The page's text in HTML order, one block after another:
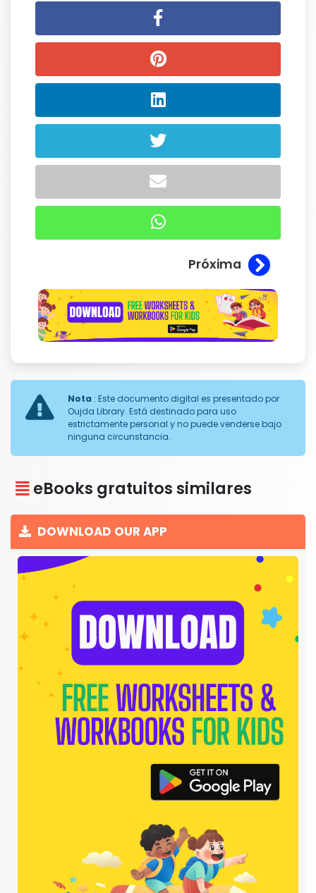
Próxima
Nota : Este documento digital es presentado por
Oujda Library. Está destinado para uso
estrictamente personal y no puede venderse bajo
ninguna circunstancia.
eBooks gratuitos similares
DOWNLOAD OUR APP